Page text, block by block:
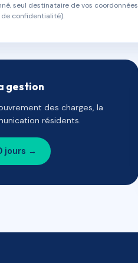
seul destinataire de vos
confidentialité).
gestion
des charges, la
résidents.
jours →